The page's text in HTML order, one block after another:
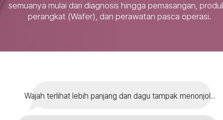
semuanya mulai dari diagnosis hingga pemasangan,
perangkat (Wafer), dan perawatan pasca operasi.
Wajah terlihat lebih panjang dan dagu tampak menonjol...